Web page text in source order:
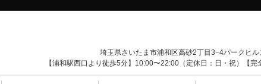
埼玉県さいたま市浦和区高砂2丁目3−4パークヒ
【浦和駅西口より徒歩5分】10:00〜22:00（定休日：日・祝）【完